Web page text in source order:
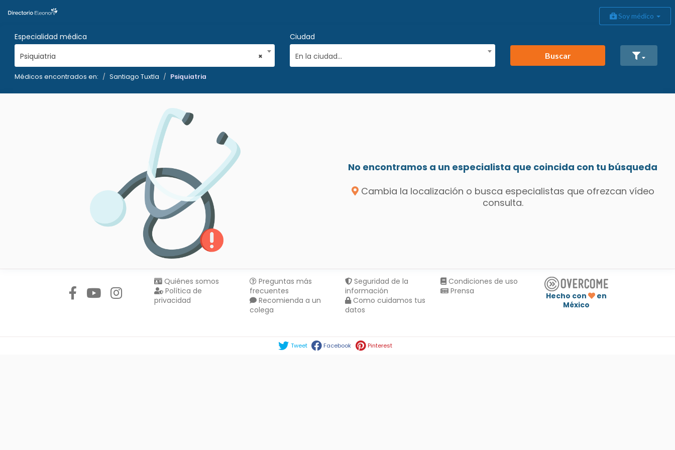
Soy médico
Especialidad médica
×
Psiquiatria
Ciudad
En la ciudad...
Buscar
Médicos encontrados en: Santiago Tuxtla Psiquiatria
No encontramos a un especialista que coincida con tu búsqueda
Cambia la localización o busca especialistas que ofrezcan vídeo
consulta.
Quiénes somos
Política de
privacidad
Preguntas más
frecuentes
Recomienda a un
colega
Seguridad de la
información
Como cuidamos tus
datos
Condiciones de uso
Prensa
Hecho con
en
México
Tweet Facebook Pinterest